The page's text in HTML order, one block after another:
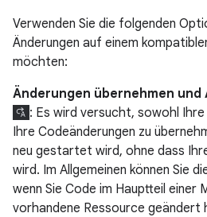
Verwenden Sie die folgenden
Änderungen auf einem
möchten:
Änderungen übernehmen
: Es wird versucht, sowohl
Ihre Codeänderungen zu
neu gestartet wird, ohne dass
wird. Im Allgemeinen können Sie
wenn Sie Code im Hauptteil einer
vorhandene Ressource geändert